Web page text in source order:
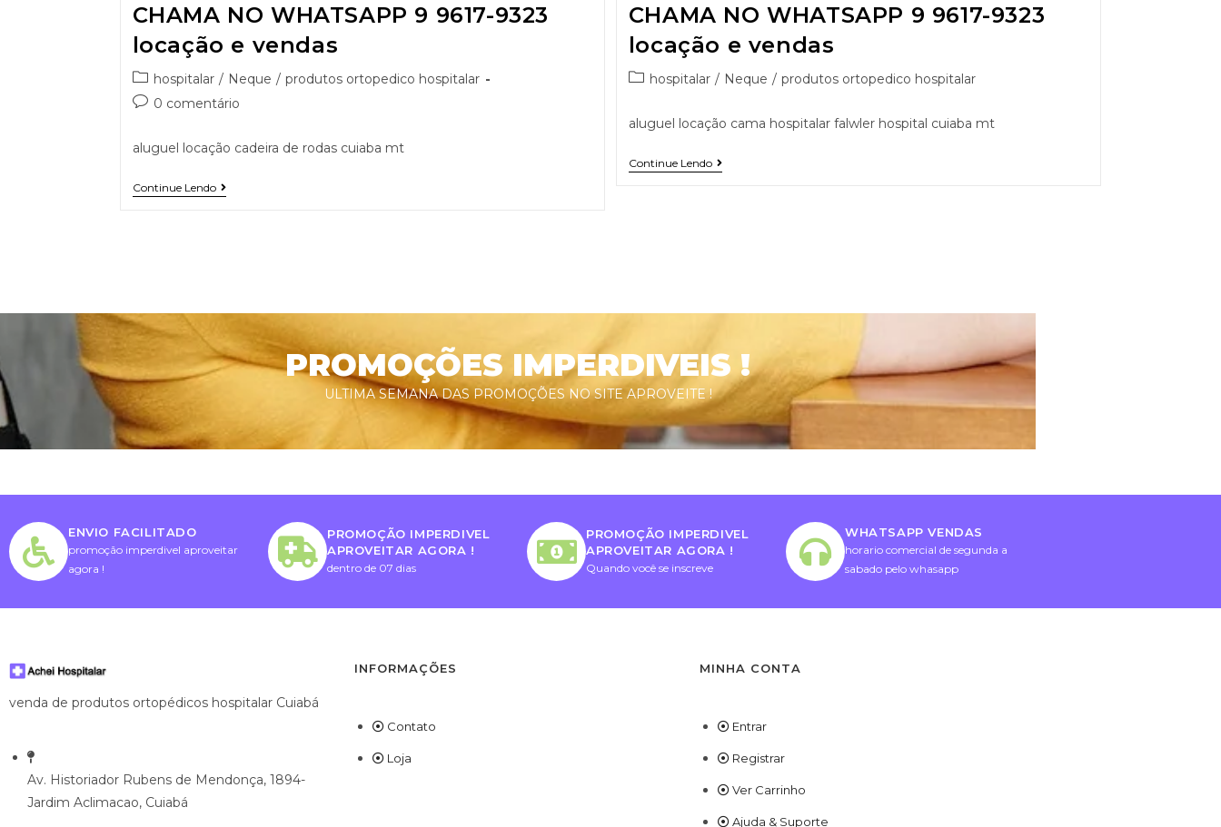
CHAMA NO WHATSAPP 9 9617-9323
locação e vendas
hospitalar / Neque / produtos ortopedico hospitalar
0 comentário
aluguel locação cadeira de rodas cuiaba mt
Continue Lendo
CHAMA NO WHATSAPP 9 9617-9323
locação e vendas
hospitalar / Neque / produtos ortopedico hospitalar
aluguel locação cama hospitalar falwler hospital cuiaba mt
Continue Lendo
PROMOÇÕES IMPERDIVEIS !
ULTIMA SEMANA DAS PROMOÇÕES NO SITE APROVEITE !
ENVIO FACILITADO
promoção imperdivel aproveitar
agora !
PROMOÇÃO IMPERDIVEL
APROVEITAR AGORA !
dentro de 07 dias
PROMOÇÃO IMPERDIVEL
APROVEITAR AGORA !
Quando você se inscreve
WHATSAPP VENDAS
horario comercial de segunda a
sabado pelo whasapp
venda de produtos ortopédicos hospitalar Cuiabá
Av. Historiador Rubens de Mendonça, 1894-
Jardim Aclimacao, Cuiabá
INFORMAÇÕES
Contato
Loja
MINHA CONTA
Entrar
Registrar
Ver Carrinho
Ajuda & Suporte